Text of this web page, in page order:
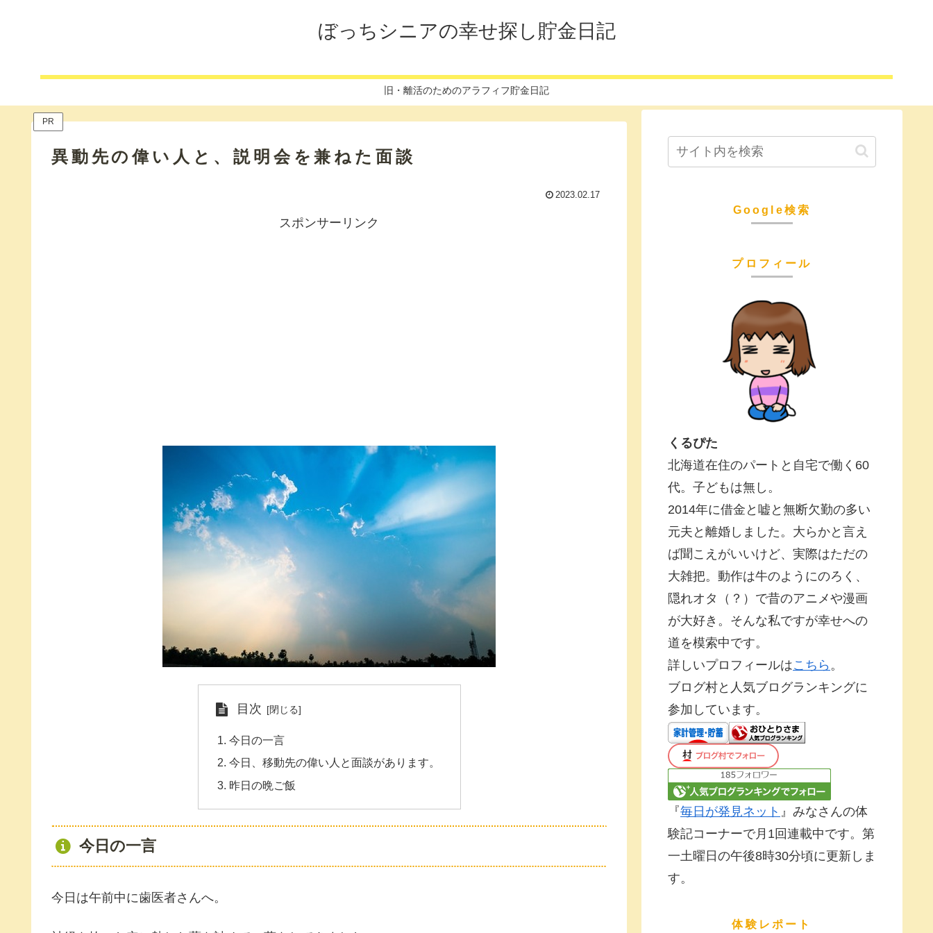
ぼっちシニアの幸せ探し貯金日記
旧・離活のためのアラフィフ貯金日記
PR
異動先の偉い人と、説明会を兼ねた面談
2023.02.17
スポンサーリンク
目次
今日の一言
今日、移動先の偉い人と面談があります。
昨日の晩ご飯
今日の一言
今日は午前中に歯医者さんへ。
Google検索
プロフィール
くるぴた
北海道在住のパートと自宅で働く60
代。子どもは無し。
2014年に借金と嘘と無断欠勤の多い
元夫と離婚しました。大らかと言え
ば聞こえがいいけど、実際はただの
大雑把。動作は牛のようにのろく、
隠れオタ（？）で昔のアニメや漫画
が大好き。そんな私ですが幸せへの
道を模索中です。
詳しいプロフィールはこちら 。
ブログ村と人気ブログランキングに
参加しています。
『毎日が発見ネット 』みなさんの体
験記コーナーで月1回連載中です。第
一土曜日の午後8時30分頃に更新しま
す。
体験レポート